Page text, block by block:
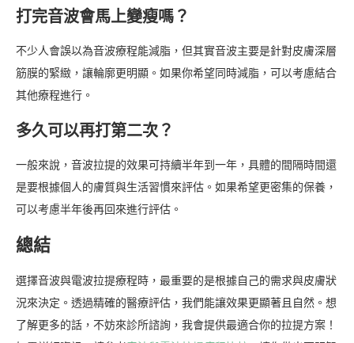
打完音波會馬上變瘦嗎？
不少人會誤以為音波療程能減脂，但其實音波主要是針對皮膚深層
筋膜的緊緻，讓輪廓更明顯。如果你希望同時減脂，可以考慮結合
其他療程進行。
多久可以再打第二次？
一般來說，音波拉提的效果可持續半年到一年，具體的間隔時間還
是要根據個人的膚質與生活習慣來評估。如果希望更密集的保養，
可以考慮半年後再回來進行評估。
總結
選擇音波與電波拉提療程時，最重要的是根據自己的需求與皮膚狀
況來決定。透過精確的醫療評估，我們能讓效果更顯著且自然。想
了解更多的話，不妨來診所諮詢，我會提供最適合你的拉提方案！